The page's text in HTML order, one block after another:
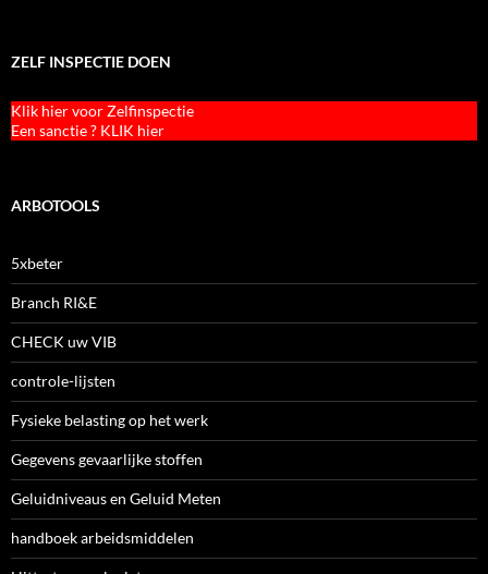
ZELF INSPECTIE DOEN
Klik hier voor Zelfinspectie
Een sanctie ? KLIK hier
ARBOTOOLS
5xbeter
Branch RI&E
CHECK uw VIB
controle-lijsten
Fysieke belasting op het werk
Gegevens gevaarlijke stoffen
Geluidniveaus en Geluid Meten
handboek arbeidsmiddelen